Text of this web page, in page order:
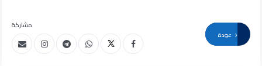
مشاركة